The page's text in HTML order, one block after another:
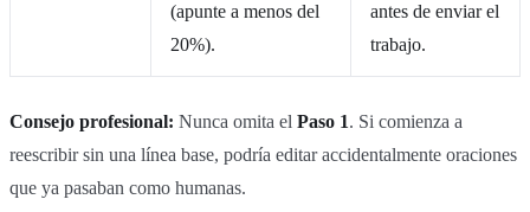
(apunte a menos del
20%).
antes de enviar el
trabajo.
Consejo profesional: Nunca omita el Paso 1. Si comienza a
reescribir sin una línea base, podría editar accidentalmente oraciones
que ya pasaban como humanas.